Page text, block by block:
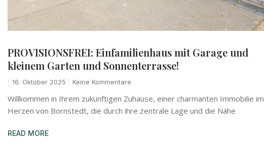
PROVISIONSFREI: Einfamilienhaus mit Garage und
kleinem Garten und Sonnenterrasse!
16. Oktober 2025 Keine Kommentare
Willkommen in Ihrem zukünftigen Zuhause, einer charmanten Immobilie im
Herzen von Bornstedt, die durch ihre zentrale Lage und die Nähe
READ MORE